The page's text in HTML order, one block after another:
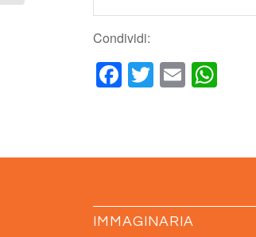
Condividi:
Facebook
Twitter
Email
IMMAGINARIA